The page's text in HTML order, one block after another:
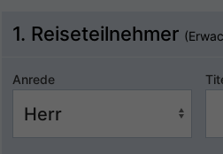
1. Reiseteilnehmer
Anrede